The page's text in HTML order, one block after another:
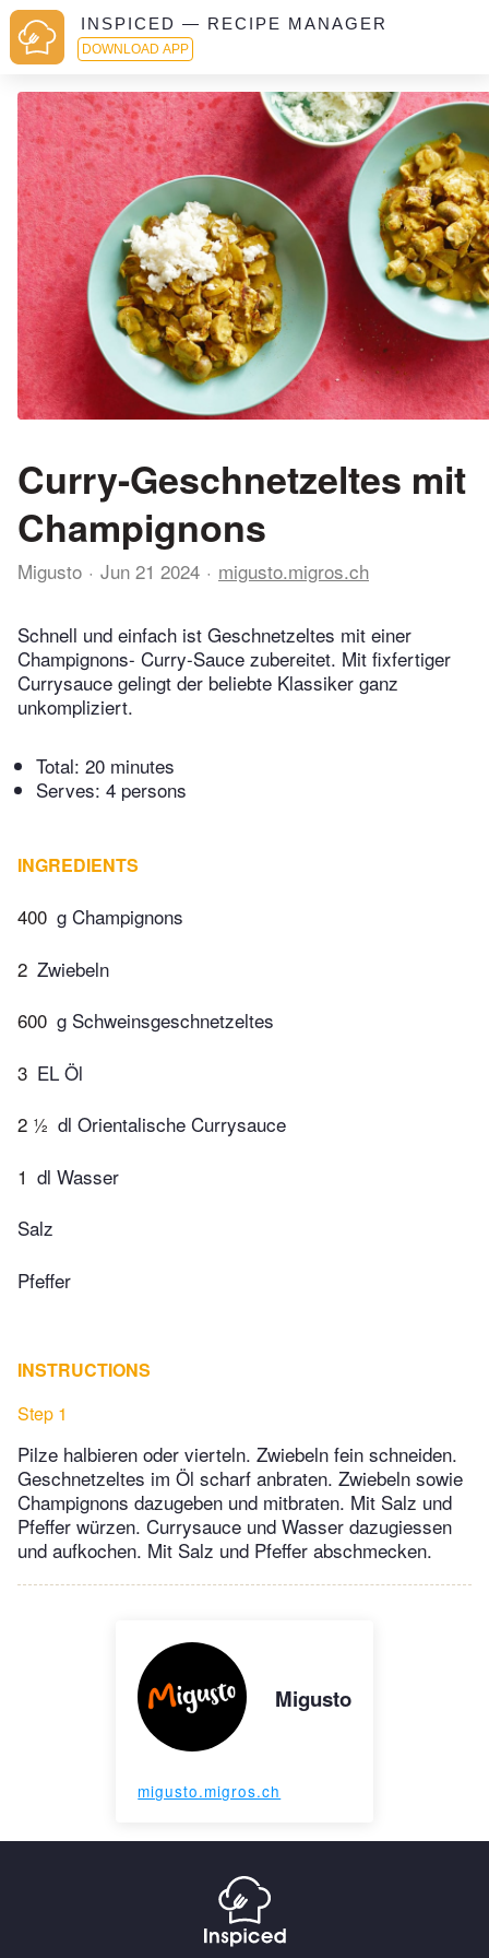
INSPICED — RECIPE MANAGER
DOWNLOAD APP
Curry-Geschnetzeltes mit
Champignons
Migusto Jun 21 2024 migusto.migros.ch
Schnell und einfach ist Geschnetzeltes mit einer
Champignons- Curry-Sauce zubereitet. Mit fixfertiger
Currysauce gelingt der beliebte Klassiker ganz
unkompliziert.
Total: 20 minutes
Serves: 4 persons
INGREDIENTS
400 g Champignons
2 Zwiebeln
600 g Schweinsgeschnetzeltes
3 EL Öl
2 ½ dl Orientalische Currysauce
1 dl Wasser
Salz
Pfeffer
INSTRUCTIONS
Step 1
Pilze halbieren oder vierteln. Zwiebeln fein schneiden.
Geschnetzeltes im Öl scharf anbraten. Zwiebeln sowie
Champignons dazugeben und mitbraten. Mit Salz und
Pfeffer würzen. Currysauce und Wasser dazugiessen
und aufkochen. Mit Salz und Pfeffer abschmecken.
Migusto
migusto.migros.ch